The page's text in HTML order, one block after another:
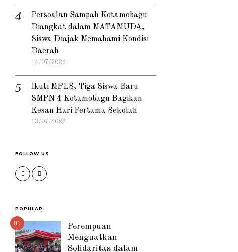
Persoalan Sampah Kotamobagu
Diangkat dalam MATAMUDA,
Siswa Diajak Memahami Kondisi
Daerah
14/07/2026
Ikuti MPLS, Tiga Siswa Baru
SMPN 4 Kotamobagu Bagikan
Kesan Hari Pertama Sekolah
13/07/2026
FOLLOW US
POPULAR
01
Perempuan
Menguatkan
Solidaritas dalam